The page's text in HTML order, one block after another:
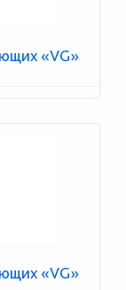
«VG»
«VG»